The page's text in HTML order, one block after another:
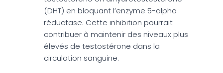
(DHT) en bloquant l’enzyme 5-alpha
réductase. Cette inhibition pourrait
contribuer à maintenir des niveaux plus
élevés de testostérone dans la
circulation sanguine.